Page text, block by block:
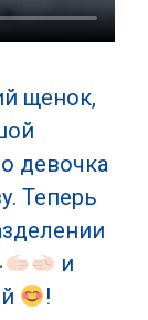
щенок,
девочка
Теперь
и
!